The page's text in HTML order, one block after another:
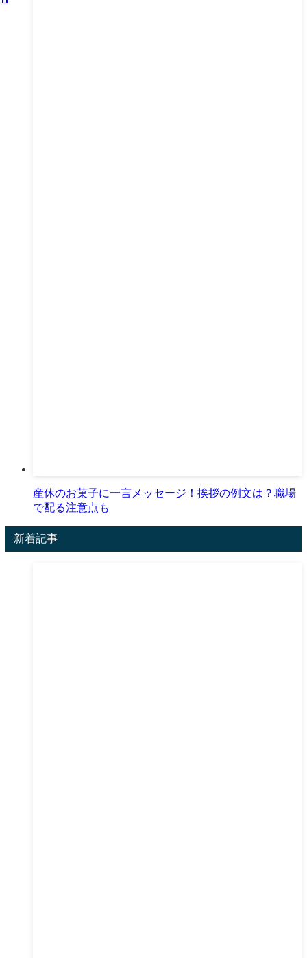
産休のお菓子に一言メッセージ！挨拶の例文は？職場
で配る注意点も
新着記事